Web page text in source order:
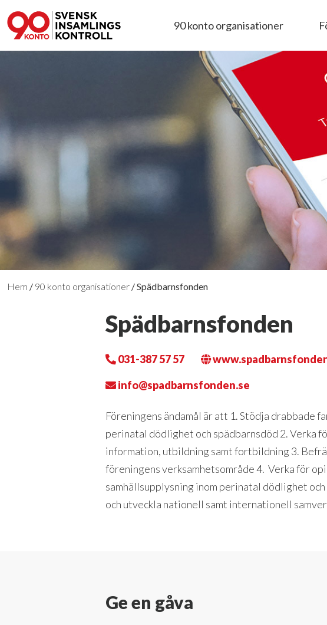
90 konto organisationer
Hem / 90 konto organisationer /Spädbarnsfonden
Spädbarnsfonden
031-387 57 57
info@spadbarnsfonden.se
Föreningens ändamål är att 1. Stödja drabbade
perinatal dödlighet och spädbarnsdöd 2. Verka
information, utbildning samt fortbildning 3.
föreningens verksamhetsområde 4. Verka för
samhällsupplysning inom perinatal dödlighet
och utveckla nationell samt internationell
Ge en gåva